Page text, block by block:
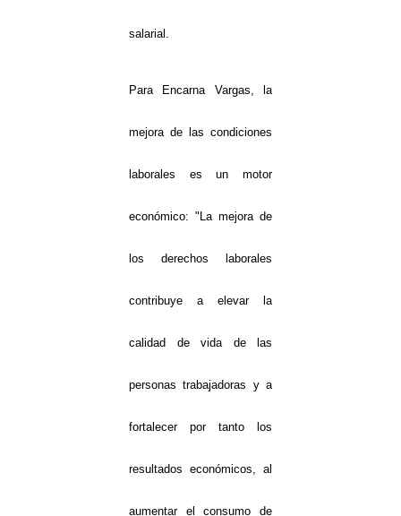
salarial.
Para Encarna Vargas, la
mejora de las condiciones
laborales es un motor
económico: "La mejora de
los derechos laborales
contribuye a elevar la
calidad de vida de las
personas trabajadoras y a
fortalecer por tanto los
resultados económicos, al
aumentar el consumo de